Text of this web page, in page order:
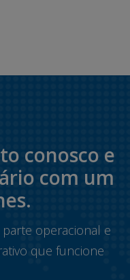
conosco e
com um
operacional e
que funcione